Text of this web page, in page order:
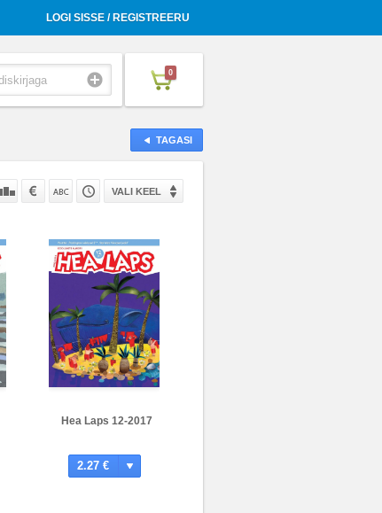
LOGI SISSE / REGISTREERU
0
TAGASI
VALI KEEL
Hea Laps 12-2017
2.27 €